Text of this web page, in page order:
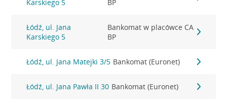
Karskiego 5 BP
Łódź, ul. Jana
Karskiego 5
Bankomat w placówce CA
BP
Łódź, ul. Jana Matejki 3/5 Bankomat (Euronet)
Łódź, ul. Jana Pawła II 30 Bankomat (Euronet)